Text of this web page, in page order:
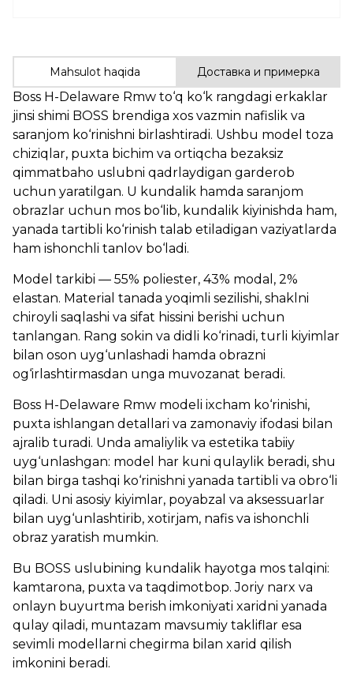
Mahsulot haqida Доставка и примерка
Boss H-Delaware Rmw to‘q ko‘k rangdagi erkaklar
jinsi shimi BOSS brendiga xos vazmin nafislik va
saranjom ko‘rinishni birlashtiradi. Ushbu model toza
chiziqlar, puxta bichim va ortiqcha bezaksiz
qimmatbaho uslubni qadrlaydigan garderob
uchun yaratilgan. U kundalik hamda saranjom
obrazlar uchun mos bo‘lib, kundalik kiyinishda ham,
yanada tartibli ko‘rinish talab etiladigan vaziyatlarda
ham ishonchli tanlov bo‘ladi.
Model tarkibi — 55% poliester, 43% modal, 2%
elastan. Material tanada yoqimli sezilishi, shaklni
chiroyli saqlashi va sifat hissini berishi uchun
tanlangan. Rang sokin va didli ko‘rinadi, turli kiyimlar
bilan oson uyg‘unlashadi hamda obrazni
og‘irlashtirmasdan unga muvozanat beradi.
Boss H-Delaware Rmw modeli ixcham ko‘rinishi,
puxta ishlangan detallari va zamonaviy ifodasi bilan
ajralib turadi. Unda amaliylik va estetika tabiiy
uyg‘unlashgan: model har kuni qulaylik beradi, shu
bilan birga tashqi ko‘rinishni yanada tartibli va obro‘li
qiladi. Uni asosiy kiyimlar, poyabzal va aksessuarlar
bilan uyg‘unlashtirib, xotirjam, nafis va ishonchli
obraz yaratish mumkin.
Bu BOSS uslubining kundalik hayotga mos talqini:
kamtarona, puxta va taqdimotbop. Joriy narx va
onlayn buyurtma berish imkoniyati xaridni yanada
qulay qiladi, muntazam mavsumiy takliflar esa
sevimli modellarni chegirma bilan xarid qilish
imkonini beradi.